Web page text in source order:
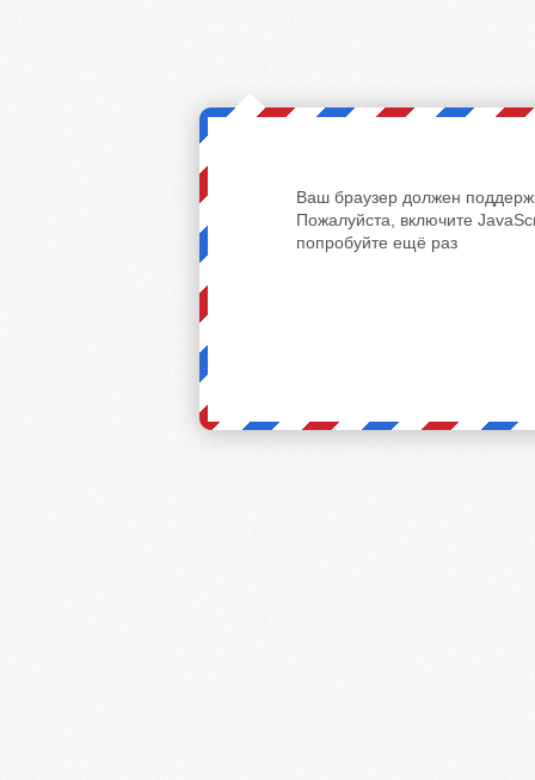
Ваш браузер должен
Пожалуйста, включите
попробуйте ещё раз